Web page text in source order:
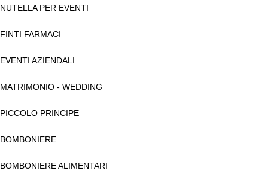
NUTELLA PER EVENTI
FINTI FARMACI
EVENTI AZIENDALI
MATRIMONIO - WEDDING
PICCOLO PRINCIPE
BOMBONIERE
BOMBONIERE ALIMENTARI